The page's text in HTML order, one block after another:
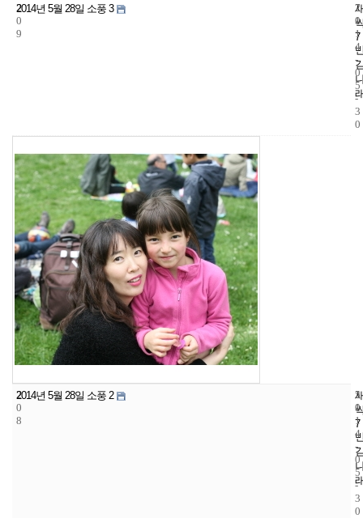
2
0
9
2014년 5월 28일 소풍 3
7
7
1
2
0
1
4
-
0
5
-
3
0
2
0
8
2014년 5월 28일 소풍 2
7
5
1
2
0
1
4
-
0
5
-
3
0